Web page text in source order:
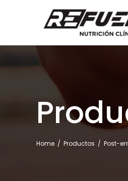
Home / Productos / Post-